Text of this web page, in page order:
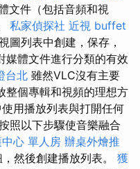
文件（包括音頻和視
私家偵探社 近視 buffet
圖列表中創建，保存，
媒體文件進行分類的有效
台北 雖然VLC沒有主要
整個專輯和視頻的理想方
用播放列表與打開任何
照以下步驟使音樂融合
心 單人房 辦桌外燴推
然後創建播放列表。 獲